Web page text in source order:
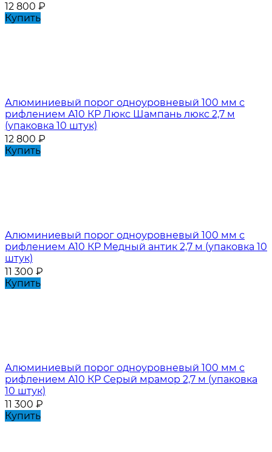
12 800 ₽
Купить
Алюминиевый порог одноуровневый 100 мм с
рифлением А10 КР Люкс Шампань люкс 2,7 м
(упаковка 10 штук)
12 800 ₽
Купить
Алюминиевый порог одноуровневый 100 мм с
рифлением А10 КР Медный антик 2,7 м (упаковка 10
штук)
11 300 ₽
Купить
Алюминиевый порог одноуровневый 100 мм с
рифлением А10 КР Серый мрамор 2,7 м (упаковка
10 штук)
11 300 ₽
Купить